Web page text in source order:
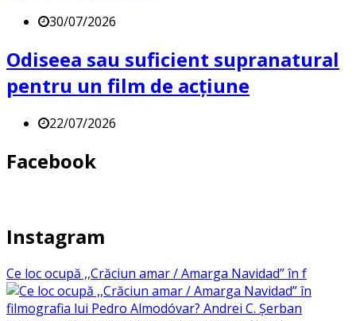
30/07/2026
Odiseea sau suficient supranatural
pentru un film de acțiune
22/07/2026
Facebook
Instagram
Ce loc ocupă ,,Crăciun amar / Amarga Navidad” în f